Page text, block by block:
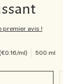
premier avis !
€0.16/ml 500 ml